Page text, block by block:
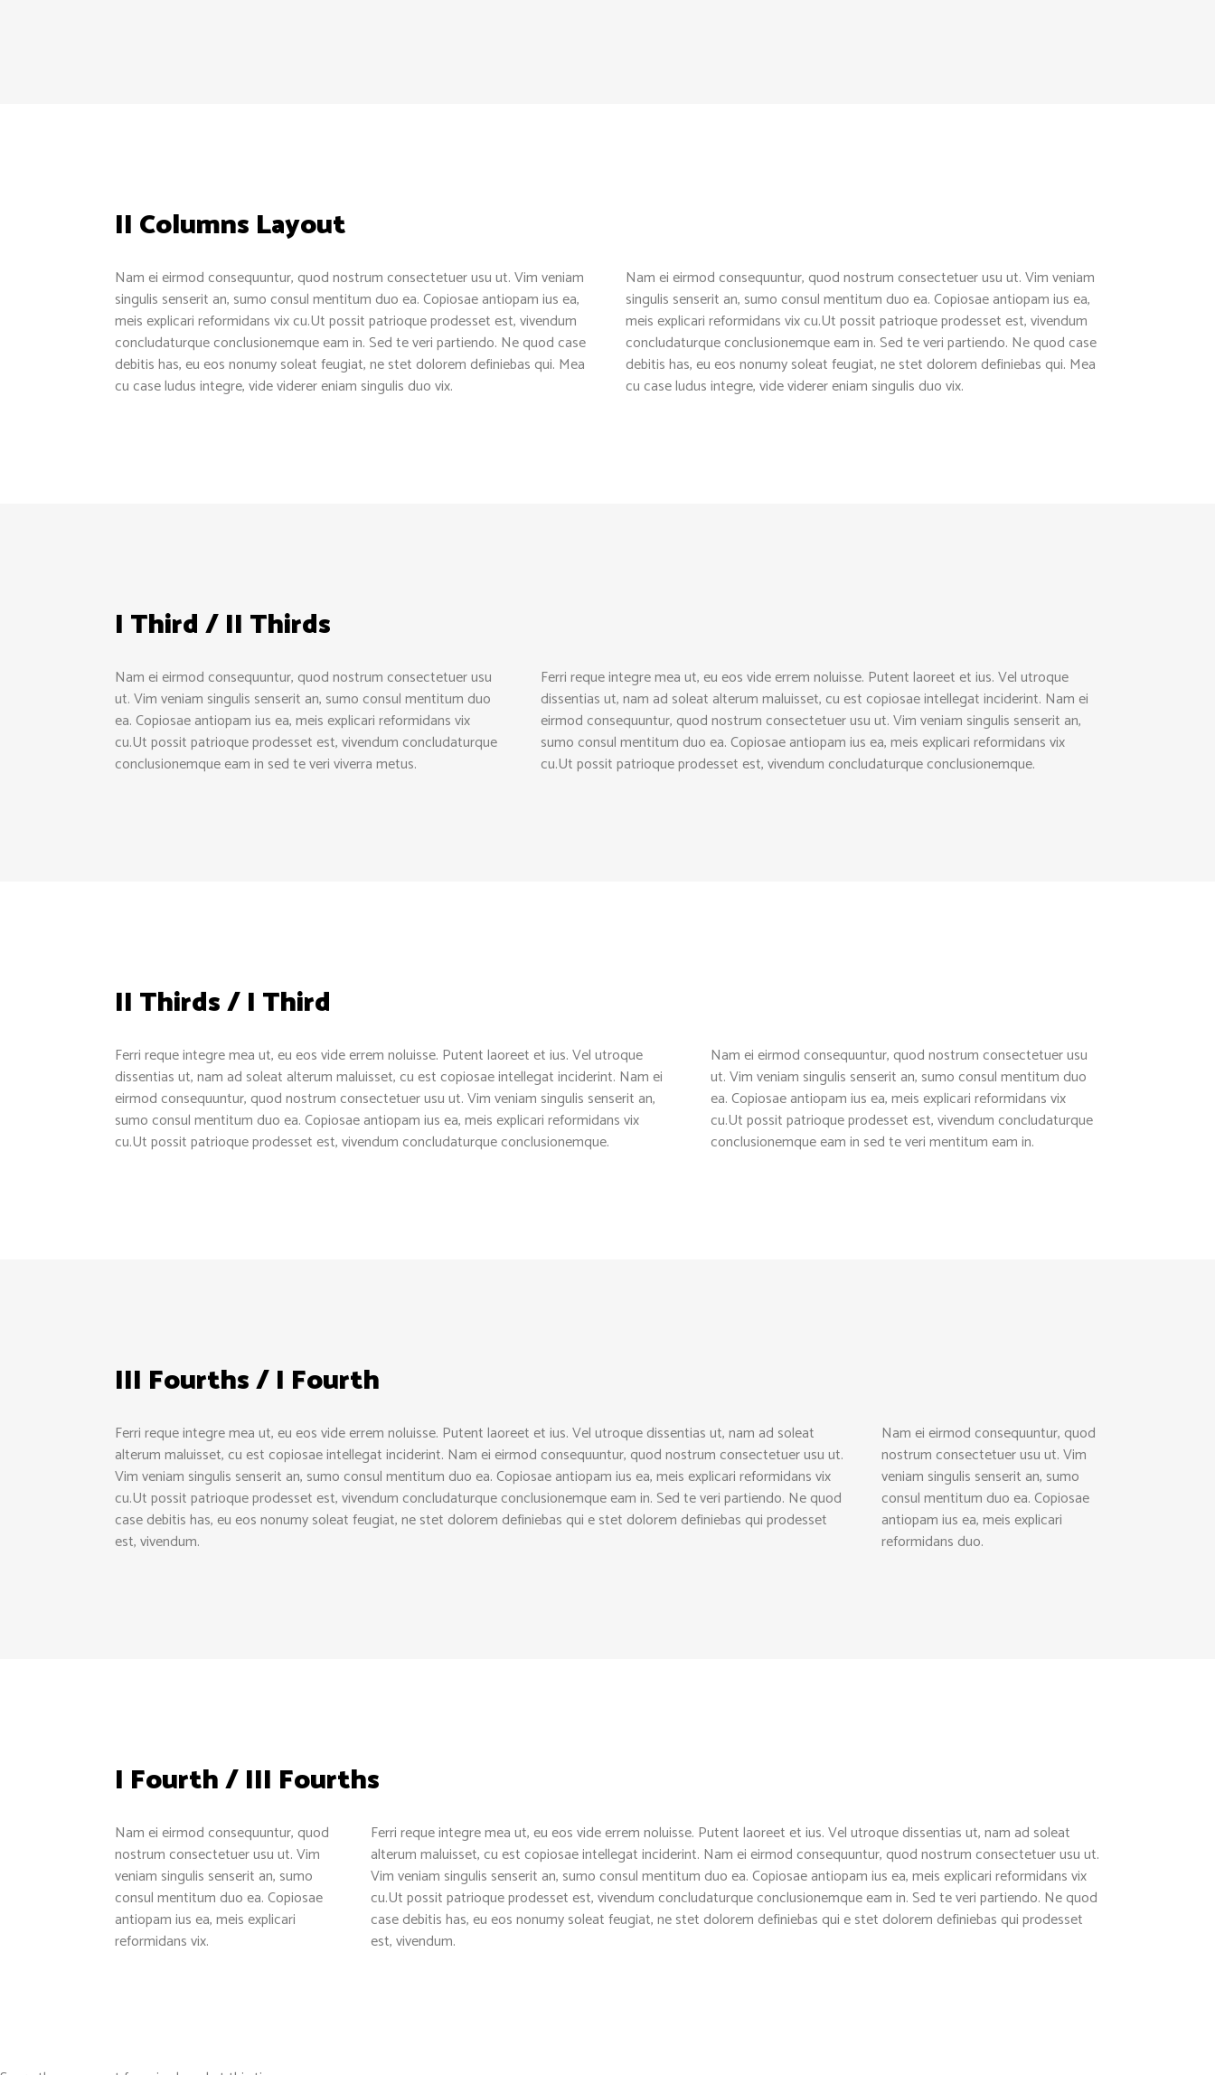
II Columns Layout
Nam ei eirmod consequuntur, quod nostrum consectetuer usu ut. Vim veniam
singulis senserit an, sumo consul mentitum duo ea. Copiosae antiopam ius ea,
meis explicari reformidans vix cu.Ut possit patrioque prodesset est, vivendum
concludaturque conclusionemque eam in. Sed te veri partiendo. Ne quod case
debitis has, eu eos nonumy soleat feugiat, ne stet dolorem definiebas qui. Mea
cu case ludus integre, vide viderer eniam singulis duo vix.
Nam ei eirmod consequuntur, quod nostrum consectetuer usu ut. Vim veniam
singulis senserit an, sumo consul mentitum duo ea. Copiosae antiopam ius ea,
meis explicari reformidans vix cu.Ut possit patrioque prodesset est, vivendum
concludaturque conclusionemque eam in. Sed te veri partiendo. Ne quod case
debitis has, eu eos nonumy soleat feugiat, ne stet dolorem definiebas qui. Mea
cu case ludus integre, vide viderer eniam singulis duo vix.
I Third / II Thirds
Nam ei eirmod consequuntur, quod nostrum consectetuer usu
ut. Vim veniam singulis senserit an, sumo consul mentitum duo
ea. Copiosae antiopam ius ea, meis explicari reformidans vix
cu.Ut possit patrioque prodesset est, vivendum concludaturque
conclusionemque eam in sed te veri viverra metus.
Ferri reque integre mea ut, eu eos vide errem noluisse. Putent laoreet et ius. Vel utroque
dissentias ut, nam ad soleat alterum maluisset, cu est copiosae intellegat inciderint. Nam ei
eirmod consequuntur, quod nostrum consectetuer usu ut. Vim veniam singulis senserit an,
sumo consul mentitum duo ea. Copiosae antiopam ius ea, meis explicari reformidans vix
cu.Ut possit patrioque prodesset est, vivendum concludaturque conclusionemque.
II Thirds / I Third
Ferri reque integre mea ut, eu eos vide errem noluisse. Putent laoreet et ius. Vel utroque
dissentias ut, nam ad soleat alterum maluisset, cu est copiosae intellegat inciderint. Nam ei
eirmod consequuntur, quod nostrum consectetuer usu ut. Vim veniam singulis senserit an,
sumo consul mentitum duo ea. Copiosae antiopam ius ea, meis explicari reformidans vix
cu.Ut possit patrioque prodesset est, vivendum concludaturque conclusionemque.
Nam ei eirmod consequuntur, quod nostrum consectetuer usu
ut. Vim veniam singulis senserit an, sumo consul mentitum duo
ea. Copiosae antiopam ius ea, meis explicari reformidans vix
cu.Ut possit patrioque prodesset est, vivendum concludaturque
conclusionemque eam in sed te veri mentitum eam in.
III Fourths / I Fourth
Ferri reque integre mea ut, eu eos vide errem noluisse. Putent laoreet et ius. Vel utroque dissentias ut, nam ad soleat
alterum maluisset, cu est copiosae intellegat inciderint. Nam ei eirmod consequuntur, quod nostrum consectetuer usu ut.
Vim veniam singulis senserit an, sumo consul mentitum duo ea. Copiosae antiopam ius ea, meis explicari reformidans vix
cu.Ut possit patrioque prodesset est, vivendum concludaturque conclusionemque eam in. Sed te veri partiendo. Ne quod
case debitis has, eu eos nonumy soleat feugiat, ne stet dolorem definiebas qui e stet dolorem definiebas qui prodesset
est, vivendum.
Nam ei eirmod consequuntur, quod
nostrum consectetuer usu ut. Vim
veniam singulis senserit an, sumo
consul mentitum duo ea. Copiosae
antiopam ius ea, meis explicari
reformidans duo.
I Fourth / III Fourths
Nam ei eirmod consequuntur, quod
nostrum consectetuer usu ut. Vim
veniam singulis senserit an, sumo
consul mentitum duo ea. Copiosae
antiopam ius ea, meis explicari
reformidans vix.
Ferri reque integre mea ut, eu eos vide errem noluisse. Putent laoreet et ius. Vel utroque dissentias ut, nam ad soleat
alterum maluisset, cu est copiosae intellegat inciderint. Nam ei eirmod consequuntur, quod nostrum consectetuer usu ut.
Vim veniam singulis senserit an, sumo consul mentitum duo ea. Copiosae antiopam ius ea, meis explicari reformidans vix
cu.Ut possit patrioque prodesset est, vivendum concludaturque conclusionemque eam in. Sed te veri partiendo. Ne quod
case debitis has, eu eos nonumy soleat feugiat, ne stet dolorem definiebas qui e stet dolorem definiebas qui prodesset
est, vivendum.
Contact
CA 91106
+1 (949) 304-5044
support@ayotree.com
Recent Reviews
December 13, 2016
Henry Bui
December 7, 2016
Stephen Longley
-- Exodus 9:1
“I am firmly convinced that the passionate will for justice and truth has done
more to improve man’s condition than calculating political shrewdness which in
the long run only breeds general distrust. Who can doubt that Moses was a